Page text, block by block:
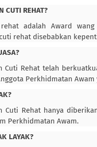
CUTI REHAT?
adalah Award
rehat disebabkan
Cuti Rehat telah
Perkhidmatan Awam
Cuti Rehat hanya
Perkhidmatan Awam.
LAYAK?